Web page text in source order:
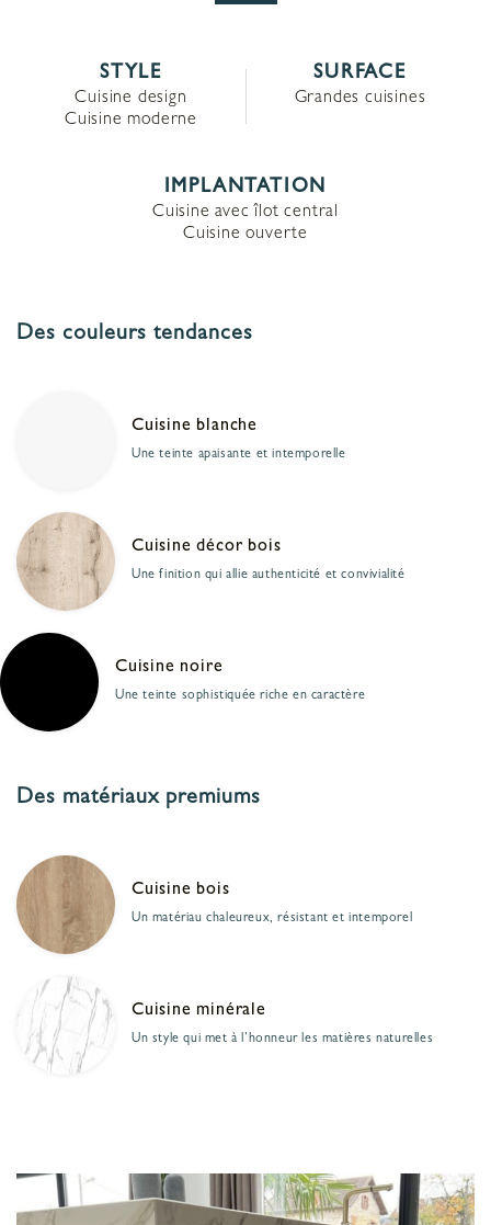
STYLE
Cuisine design
Cuisine moderne
SURFACE
Grandes cuisines
IMPLANTATION
Cuisine avec îlot central
Cuisine ouverte
Des couleurs tendances
Cuisine blanche
Une teinte apaisante et intemporelle
Cuisine décor bois
Une finition qui allie authenticité et convivialité
Cuisine noire
Une teinte sophistiquée riche en caractère
Des matériaux premiums
Cuisine bois
Un matériau chaleureux, résistant et intemporel
Cuisine minérale
Un style qui met à l’honneur les matières naturelles